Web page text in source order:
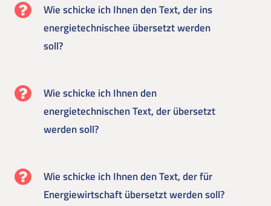
Wie schicke ich Ihnen den Text, der ins
energietechnischee übersetzt werden
soll?
Wie schicke ich Ihnen den
energietechnischen Text, der übersetzt
werden soll?
Wie schicke ich Ihnen den Text, der für
Energiewirtschaft übersetzt werden soll?